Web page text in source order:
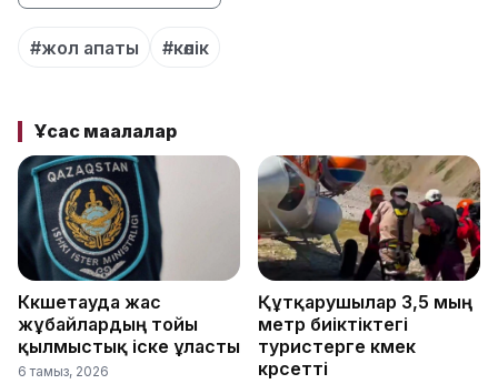
#жол апаты #көлік
Ұқсас мақалалар
Көкшетауда жас
жұбайлардың тойы
қылмыстық іске ұласты
6 тамыз, 2026
Құтқарушылар 3,5 мың
метр биіктіктегі
туристерге көмек
көрсетті